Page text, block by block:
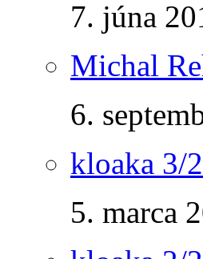
7. júna
Michal
6.
kloaka 3/
5. marca